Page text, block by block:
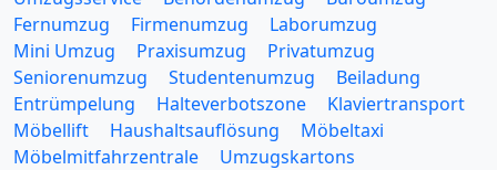
Fernumzug
Firmenumzug
Laborumzug
Mini Umzug
Praxisumzug
Privatumzug
Seniorenumzug
Studentenumzug
Beiladung
Entrümpelung
Halteverbotszone
Klaviertransport
Möbellift
Haushaltsauflösung
Möbeltaxi
Möbelmitfahrzentrale
Umzugskartons